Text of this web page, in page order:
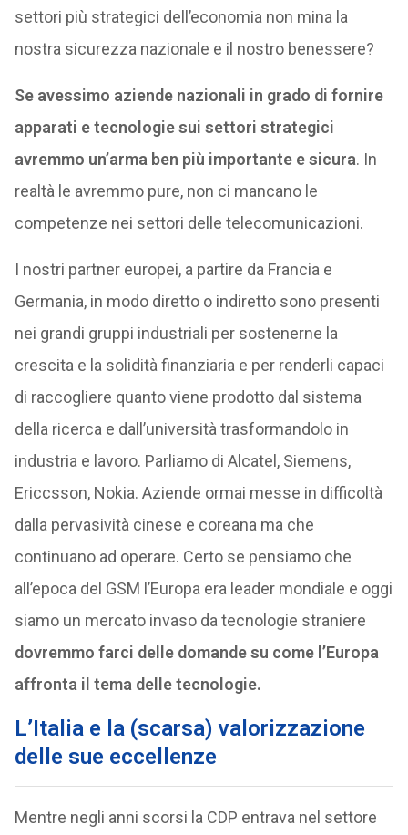
settori più strategici dell’economia non mina la
nostra sicurezza nazionale e il nostro benessere?
Se avessimo aziende nazionali in grado di fornire
apparati e tecnologie sui settori strategici
avremmo un’arma ben più importante e sicura. In
realtà le avremmo pure, non ci mancano le
competenze nei settori delle telecomunicazioni.
I nostri partner europei, a partire da Francia e
Germania, in modo diretto o indiretto sono presenti
nei grandi gruppi industriali per sostenerne la
crescita e la solidità finanziaria e per renderli capaci
di raccogliere quanto viene prodotto dal sistema
della ricerca e dall’università trasformandolo in
industria e lavoro. Parliamo di Alcatel, Siemens,
Ericcsson, Nokia. Aziende ormai messe in difficoltà
dalla pervasività cinese e coreana ma che
continuano ad operare. Certo se pensiamo che
all’epoca del GSM l’Europa era leader mondiale e oggi
siamo un mercato invaso da tecnologie straniere
dovremmo farci delle domande su come l’Europa
affronta il tema delle tecnologie.
L’Italia e la (scarsa) valorizzazione
delle sue eccellenze
Mentre negli anni scorsi la CDP entrava nel settore